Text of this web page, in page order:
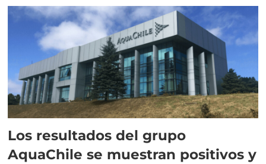
Los resultados del grupo
AquaChile se muestran positivos y